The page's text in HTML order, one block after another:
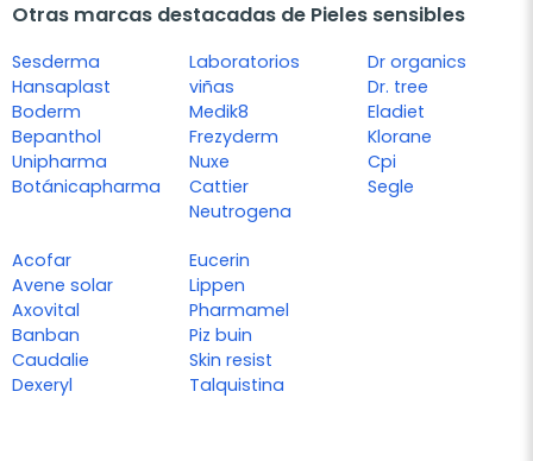
Otras marcas destacadas de Pieles sensibles
Sesderma
Hansaplast
Boderm
Bepanthol
Unipharma
Botánicapharma
Laboratorios
viñas
Medik8
Frezyderm
Nuxe
Cattier
Neutrogena
Dr organics
Dr. tree
Eladiet
Klorane
Cpi
Segle
Acofar
Avene solar
Axovital
Banban
Caudalie
Dexeryl
Eucerin
Lippen
Pharmamel
Piz buin
Skin resist
Talquistina